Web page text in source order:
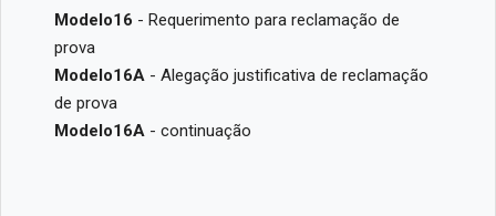
Modelo16 - Requerimento para reclamação de
prova
Modelo16A - Alegação justificativa de reclamação
de prova
Modelo16A - continuação